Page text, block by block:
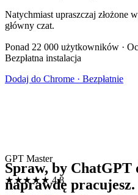
Natychmiast upraszczaj złożone
główny czat.
Ponad 22 000 użytkowników ·
Bezpłatna instalacja
Dodaj do Chrome · Bezpłatnie
GPT Master
★★★★★ 4.8
Spraw, by ChatGPT
naprawdę pracujesz.